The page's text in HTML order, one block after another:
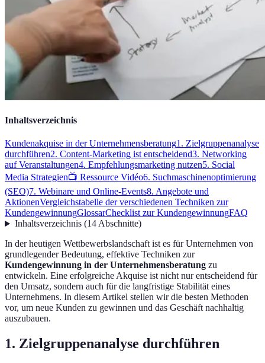
Inhaltsverzeichnis
Kundenakquise in der Unternehmensberatung1. Zielgruppenanalyse
durchführen2. Content-Marketing ist entscheidend3. Networking
auf Veranstaltungen4. Empfehlungsmarketing nutzen5. Social
Media Strategien📺 Ressource Vidéo6. Suchmaschinenoptimierung
(SEO)7. Webinare und Online-Events8. Angebote und
AktionenVergleichstabelle der verschiedenen Techniken zur
KundengewinnungGlossarChecklist zur KundengewinnungFAQ
Inhaltsverzeichnis(14Abschnitte)
In der heutigen Wettbewerbslandschaft ist es für Unternehmen von
grundlegender Bedeutung, effektive Techniken zur
Kundengewinnung in der Unternehmensberatung zu
entwickeln. Eine erfolgreiche Akquise ist nicht nur entscheidend für
den Umsatz, sondern auch für die langfristige Stabilität eines
Unternehmens. In diesem Artikel stellen wir die besten Methoden
vor, um neue Kunden zu gewinnen und das Geschäft nachhaltig
auszubauen.
1. Zielgruppenanalyse durchführen